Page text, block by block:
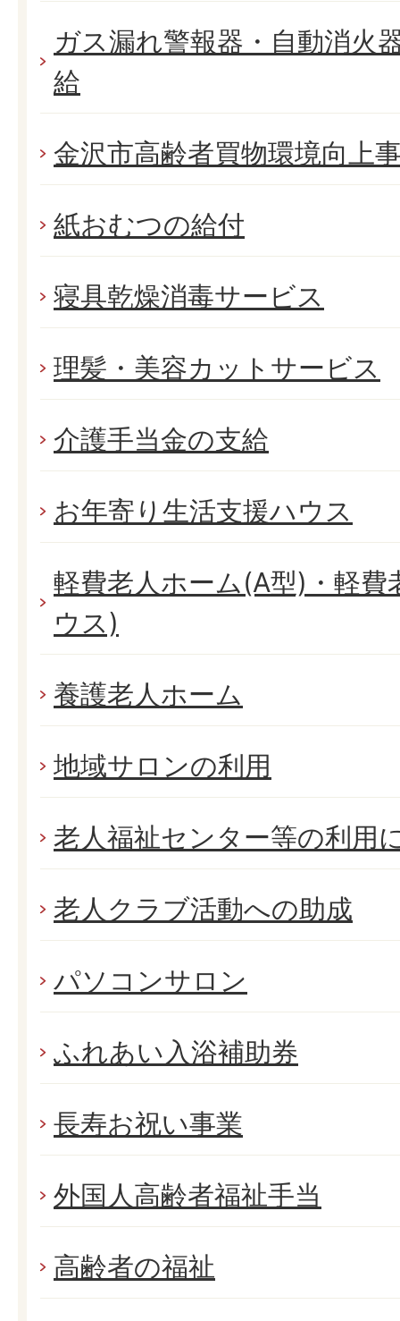
ガス漏れ警報器・自動消火
給
金沢市高齢者買物環境向上
紙おむつの給付
寝具乾燥消毒サービス
理髪・美容カットサービス
介護手当金の支給
お年寄り生活支援ハウス
軽費老人ホーム(A型)・軽
ウス)
養護老人ホーム
地域サロンの利用
老人福祉センター等の利用
老人クラブ活動への助成
パソコンサロン
ふれあい入浴補助券
長寿お祝い事業
外国人高齢者福祉手当
高齢者の福祉